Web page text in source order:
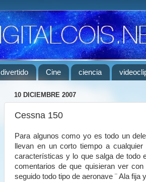
divertido Cine ciencia
10 DICIEMBRE 2007
Cessna 150
Para algunos como yo es todo un
llevan en un corto tiempo a
características y lo que salga de todo
comentarios de que quisieran ver
seguido todo tipo de aeronave ¨ Ala fija